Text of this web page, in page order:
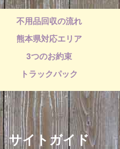
不用品回収の流れ
熊本県対応エリア
3つのお約束
トラックパック
サイトガイド